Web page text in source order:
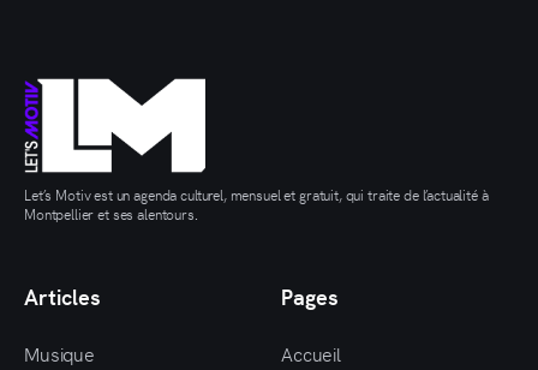
Let’s Motiv est un agenda culturel, mensuel et gratuit, qui traite de l’actualité à
Montpellier et ses alentours.
Articles
Musique
Pages
Accueil